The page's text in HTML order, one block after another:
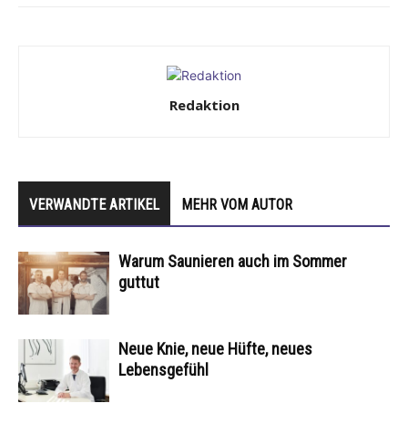
Redaktion
VERWANDTE ARTIKEL MEHR VOM AUTOR
Warum Saunieren auch im Sommer
guttut
Neue Knie, neue Hüfte, neues
Lebensgefühl